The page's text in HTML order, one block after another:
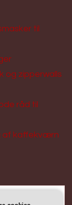
til
og zipperwalls
råd til
af kaffekværn